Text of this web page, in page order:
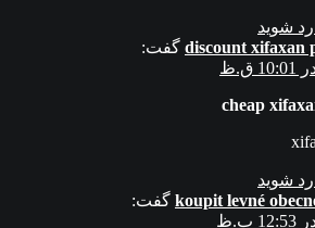
شوید
discount xifaxan گفت:
cheap
شوید
koupit levné گفت: